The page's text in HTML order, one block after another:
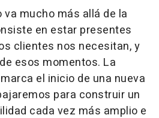
mucho más allá de la
en estar presentes
clientes nos necesitan, y
esos momentos. La
el inicio de una nueva
para construir un
cada vez más amplio e